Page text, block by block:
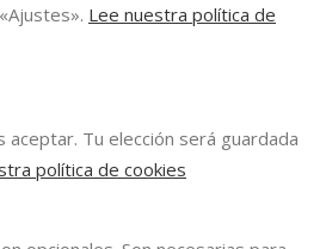
Lee nuestra política de
aceptar. Tu elección será guardada
política de cookies